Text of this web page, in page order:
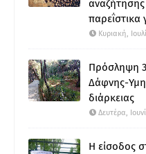
παρεΐστικα
Κυριακή,
Πρόσληψη
Δάφνης-
διάρκειας
Δευτέρα,
Η είσοδος